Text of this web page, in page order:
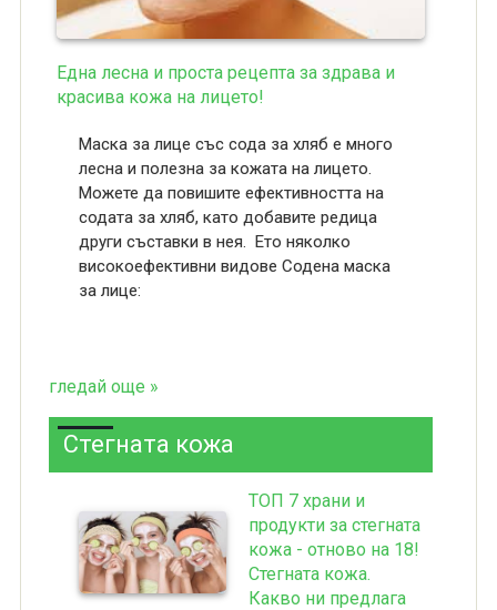
Една лесна и проста рецепта за здрава и
красива кожа на лицето!
Маска за лице със сода за хляб е много
лесна и полезна за кожата на лицето.
Можете да повишите ефективността на
содата за хляб, като добавите редица
други съставки в нея. Ето няколко
високоефективни видове Содена маска
за лице:
гледай още »
Стегната кожа
ТОП 7 храни и
продукти за стегната
кожа - отново на 18!
Стегната кожа.
Какво ни предлага